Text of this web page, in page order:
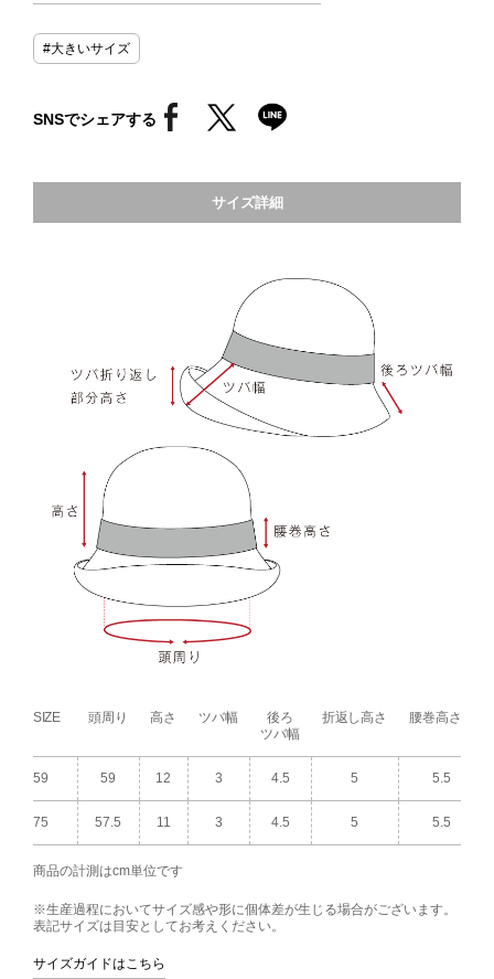
#大きいサイズ
SNSでシェアする
サイズ詳細
SIZE 頭周り 高さ ツバ幅
後ろ
ツバ幅
折返し高さ 腰巻高さ
59 59 12 3 4.5 5 5.5
75 57.5 11 3 4.5 5 5.5
商品の計測はcm単位です
※生産過程においてサイズ感や形に個体差が生じる場合がございます。
表記サイズは目安としてお考えください。
サイズガイドはこちら